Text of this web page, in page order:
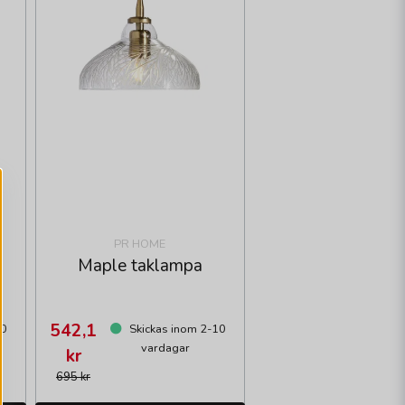
PR HOME
Maple taklampa
695 kr
542,1
kr
Skickas inom 2-10
vardagar